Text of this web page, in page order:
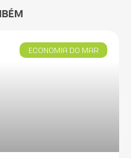
ECONOMIA DO MAR